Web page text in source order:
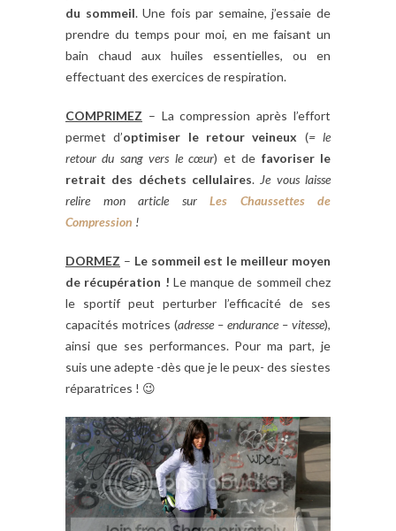
du sommeil.Une fois par semaine, j’essaie de
prendre du temps pour moi, en me faisant un
bain chaud aux huiles essentielles, ou en
effectuant des exercices de respiration.
COMPRIMEZ – La compression après l’effort
permet d’optimiser le retour veineux (= le
retour du sang vers le cœur) et de favoriser le
retrait des déchets cellulaires. Je vous laisse
relire mon article sur Les Chaussettes de
Compression !
DORMEZ – Le sommeil est le meilleur moyen
de récupération ! Le manque de sommeil chez
le sportif peut perturber l’efficacité de ses
capacités motrices (adresse – endurance – vitesse),
ainsi que ses performances. Pour ma part, je
suis une adepte -dès que je le peux- des siestes
réparatrices ! 😉